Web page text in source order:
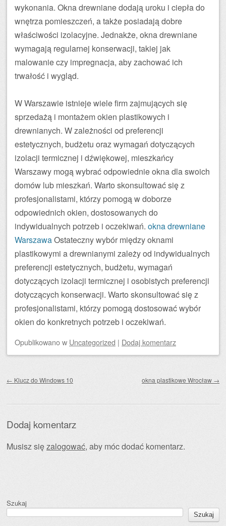
wykonania. Okna drewniane dodają uroku i ciepła do
wnętrza pomieszczeń, a także posiadają dobre
właściwości izolacyjne. Jednakże, okna drewniane
wymagają regularnej konserwacji, takiej jak
malowanie czy impregnacja, aby zachować ich
trwałość i wygląd.
W Warszawie istnieje wiele firm zajmujących się
sprzedażą i montażem okien plastikowych i
drewnianych. W zależności od preferencji
estetycznych, budżetu oraz wymagań dotyczących
izolacji termicznej i dźwiękowej, mieszkańcy
Warszawy mogą wybrać odpowiednie okna dla swoich
domów lub mieszkań. Warto skonsultować się z
profesjonalistami, którzy pomogą w doborze
odpowiednich okien, dostosowanych do
indywidualnych potrzeb i oczekiwań. okna drewniane
WarszawaOstateczny wybór między oknami
plastikowymi a drewnianymi zależy od indywidualnych
preferencji estetycznych, budżetu, wymagań
dotyczących izolacji termicznej i osobistych preferencji
dotyczących konserwacji. Warto skonsultować się z
profesjonalistami, którzy pomogą dostosować wybór
okien do konkretnych potrzeb i oczekiwań.
Opublikowanow Uncategorized | Dodaj komentarz
← Klucz do Windows 10 okna plastikowe Wrocław →
Dodaj komentarz
Musisz sięzalogować, aby móc dodać komentarz.
Szukaj
Szukaj